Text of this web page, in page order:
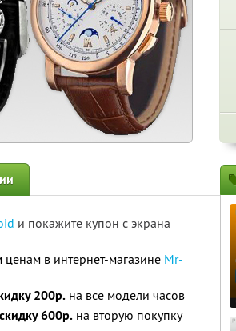
и покажите купон с экрана
в интернет-магазине Mr-
200р. на все модели часов
скидку 600р. на вторую покупку